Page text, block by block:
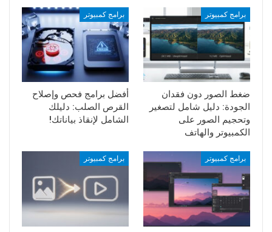
برامج كمبيوتر
ضغط الصور دون فقدان
الجودة: دليل شامل لتصغير
وتحجيم الصور على
الكمبيوتر والهاتف
برامج كمبيوتر
أفضل برامج فحص وإصلاح
القرص الصلب: دليلك
الشامل لإنقاذ بياناتك!
برامج كمبيوتر برامج كمبيوتر